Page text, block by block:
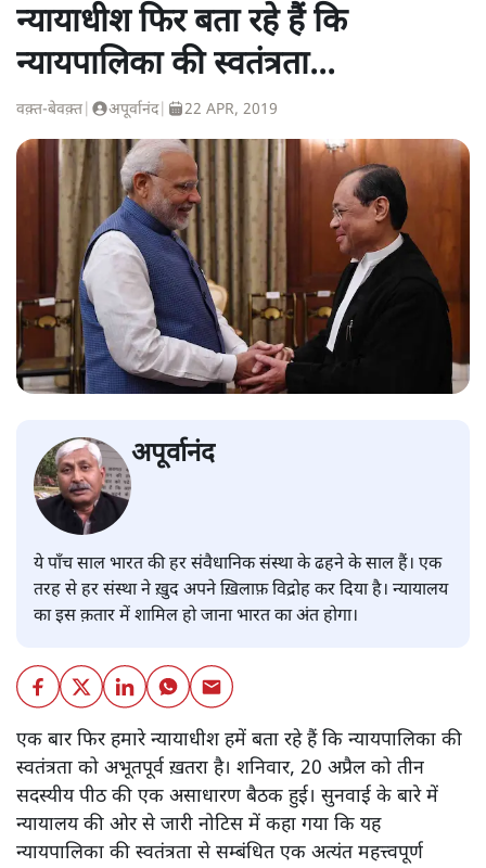
न्यायाधीश फिर बता रहे हैं कि
न्यायपालिका की स्वतंत्रता...
वक़्त-बेवक़्त अपूर्वानंद| 22 APR, 2019
अपूर्वानंद
ये पाँच साल भारत की हर संवैधानिक संस्था के ढहने के साल हैं। एक
तरह से हर संस्था ने ख़ुद अपने ख़िलाफ़ विद्रोह कर दिया है। न्यायालय
का इस क़तार में शामिल हो जाना भारत का अंत होगा।
एक बार फिर हमारे न्यायाधीश हमें बता रहे हैं कि न्यायपालिका की
स्वतंत्रता को अभूतपूर्व ख़तरा है। शनिवार, 20 अप्रैल को तीन
सदस्यीय पीठ की एक असाधारण बैठक हुई। सुनवाई के बारे में
न्यायालय की ओर से जारी नोटिस में कहा गया कि यह
न्यायपालिका की स्वतंत्रता से सम्बंधित एक अत्यंत महत्त्वपूर्ण